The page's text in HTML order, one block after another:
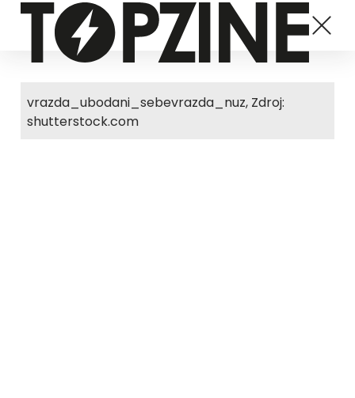
vrazda_ubodani_sebevrazda_nuz, Zdroj:
shutterstock.com